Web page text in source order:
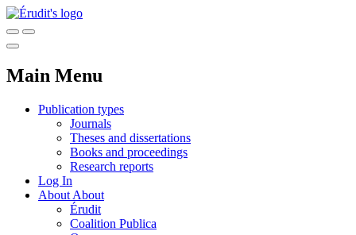
Main Menu
Publication types
Journals
Theses and dissertations
Books and proceedings
Research reports
Log In
About About
Érudit
Coalition Publica